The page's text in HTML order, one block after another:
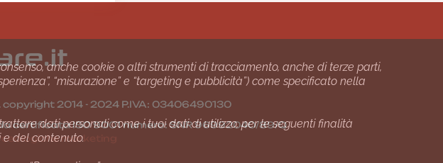
2014 - 2024 P.IVA: 03406490130
certiﬁcata ISO 9001 numero: SNR 96992040/89/Q
marketing
anche cookie o altri strumenti di tracciamento, anche di terze parti,
“misurazione” e “targeting e pubblicità”) come specificato nella
dati personali come i tuoi dati di utilizzo, per le seguenti finalità
del contenuto.